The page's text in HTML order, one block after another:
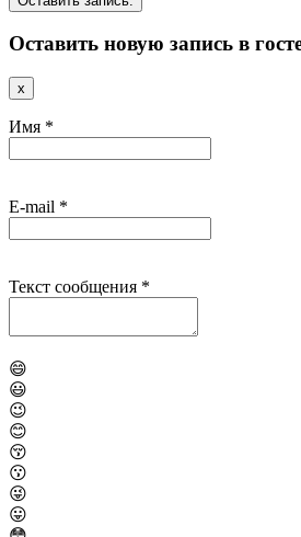
Оставить новую запись в
x
эту
форму.
Имя *
E-mail *
Текст сообщения *
😄
😃
😉
😊
😚
😗
😜
😛